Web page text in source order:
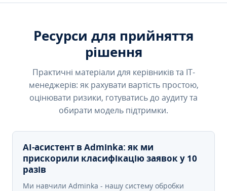
Ресурси для прийняття
рішення
Практичні матеріали для керівників та IT-
менеджерів: як рахувати вартість простою,
оцінювати ризики, готуватись до аудиту та
обирати модель підтримки.
AI-асистент в Adminka: як ми
прискорили класифікацію заявок у 10
разів
Ми навчили Adminka - нашу систему обробки